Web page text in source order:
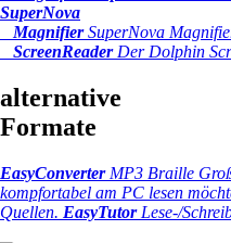
SuperNova
MagnifierSuperNova
ScreenReaderDer Dolphin
alternative
Formate
EasyConverterMP3 Braille
kompfortabel am PC lesen
Quellen. EasyTutorLese-/